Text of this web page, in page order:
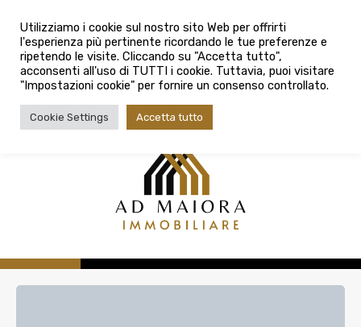
080 3759025
Città
Tipologia contratto
Tipologia contratto
Utilizziamo i cookie sul nostro sito Web per offrirti
l'esperienza più pertinente ricordando le tue preferenze e
ripetendo le visite. Cliccando su "Accetta tutto",
acconsenti all'uso di TUTTI i cookie. Tuttavia, puoi visitare
"Impostazioni cookie" per fornire un consenso controllato.
Cookie Settings Accetta tutto